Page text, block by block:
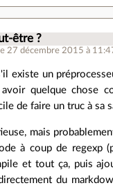
être ?
le 27 décembre 2015 à
existe un
quelque chose
de faire un truc à sa
mais
à coup de regexp
et tout ça, puis
du